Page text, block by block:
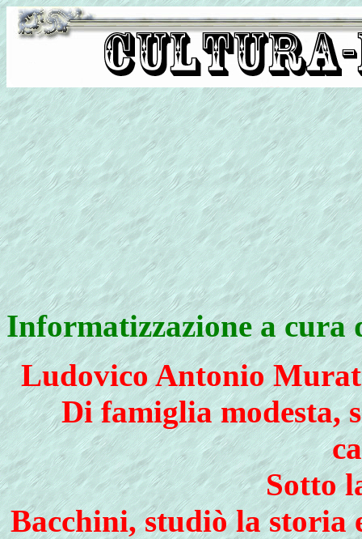
Informatizzazione a cura
Ludovico Antonio
Di famiglia modesta,
Sotto
Bacchini, studiò la storia